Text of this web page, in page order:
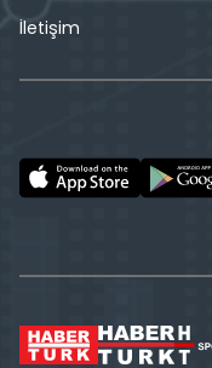
İletişim